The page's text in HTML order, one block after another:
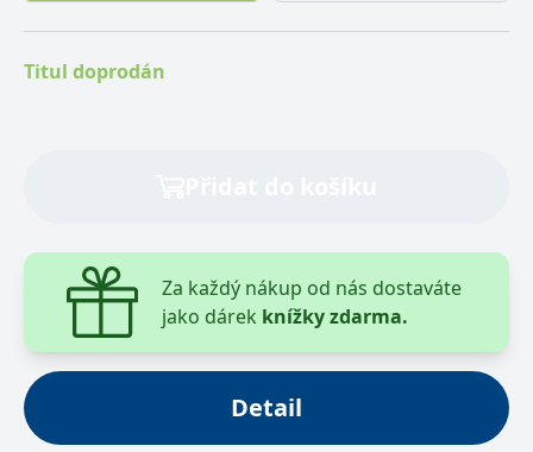
směr vývoje.
Titul doprodán
Za každý nákup od nás dostaváte
jako dárek knížky zdarma.
Detail